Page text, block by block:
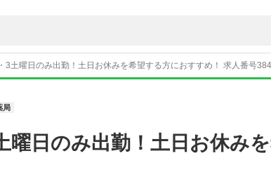
3土曜日のみ出勤！土日お休みを希望する方におすすめ！ 求人番号
局
曜日のみ出勤！土日お休み